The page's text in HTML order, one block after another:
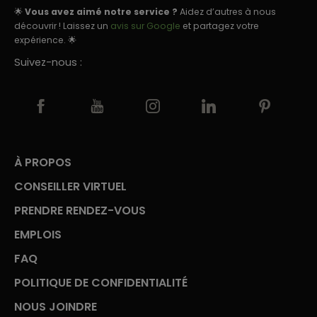
🌟Vous avez aimé notre service ? Aidez d’autres à nous
découvrir ! Laissez un avis sur Google et partagez votre
expérience. 🌟
Suivez-nous :
À PROPOS
CONSEILLER VIRTUEL
PRENDRE RENDEZ-VOUS
EMPLOIS
FAQ
POLITIQUE DE CONFIDENTIALITÉ
NOUS JOINDRE